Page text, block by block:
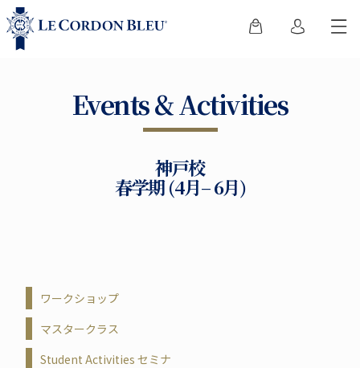
Events & Activities
神戸校
春学期 (4月– 6月)
ワークショップ
マスタークラス
Student Activities セミナ